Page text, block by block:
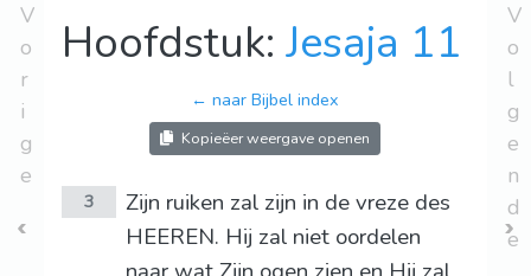
V
o
r
i
g
e
Hoofdstuk:Jesaja 11
← naar Bijbel index
Kopieëer weergave openen
3
Zijn ruiken zal zijn in de vreze des
HEEREN. Hij zal niet oordelen
V
o
l
g
e
n
d
e